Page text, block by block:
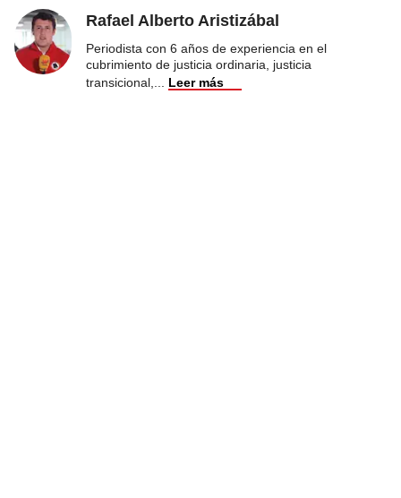
Rafael Alberto Aristizábal
Periodista con 6 años de experiencia en el
cubrimiento de justicia ordinaria, justicia
transicional,
Leer más